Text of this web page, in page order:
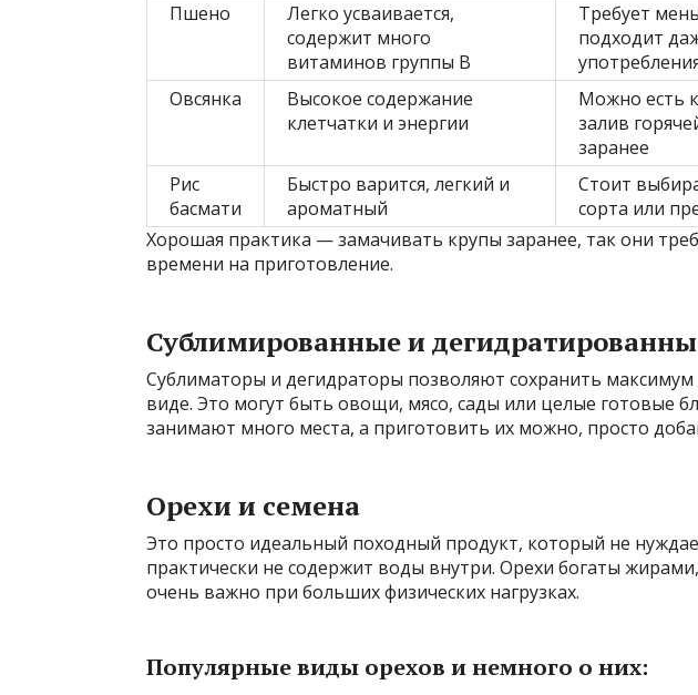
Пшено
Легко усваивается,
содержит много
витаминов группы B
Требует
подходит
Овсянка
Высокое содержание
клетчатки и энергии
Можно есть
залив
заранее
Рис
басмати
Быстро варится, легкий и
ароматный
Стоит
сорта или
Хорошая практика — замачивать крупы заранее, так они
времени на приготовление.
Сублимированные и
Сублиматоры и дегидраторы позволяют сохранить
виде. Это могут быть овощи, мясо, сады или целые готовые
занимают много места, а приготовить их можно, просто
Орехи и семена
Это просто идеальный походный продукт, который не
практически не содержит воды внутри. Орехи богаты
очень важно при больших физических нагрузках.
Популярные виды орехов и немного о них: